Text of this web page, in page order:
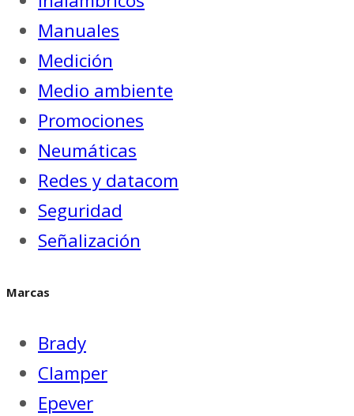
Manuales
Medición
Medio ambiente
Promociones
Neumáticas
Redes y datacom
Seguridad
Señalización
Marcas
Brady
Clamper
Epever